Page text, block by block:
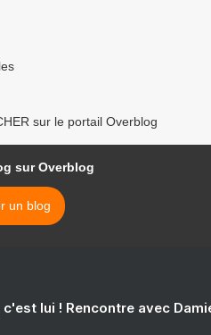
sur le portail Overblog
sur Overblog
un blog
lui ! Rencontre avec